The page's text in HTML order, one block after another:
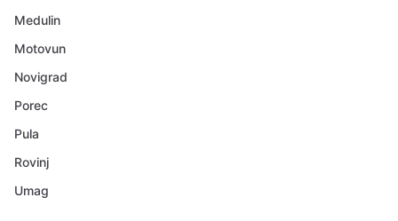
Medulin
Motovun
Novigrad
Porec
Pula
Rovinj
Umag